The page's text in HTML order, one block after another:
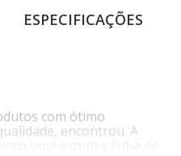
ESPECIFICAÇÕES
com ótimo
encontrou. A
uma extensa linha de